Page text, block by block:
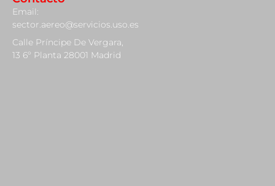
Email:
sector.aereo@servicios.uso.es
Calle Príncipe De Vergara,
13 6º Planta 28001 Madrid